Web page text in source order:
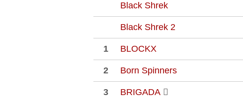
Black Shrek
Black Shrek 2
1 BLOCKX
2 Born Spinners
3 BRIGADA